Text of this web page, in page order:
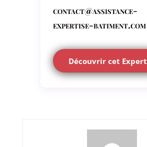
contact@assistance-
expertise-batiment.com
Découvrir cet Expert